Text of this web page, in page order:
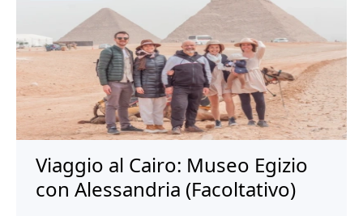
Viaggio al Cairo: Museo Egizio
con Alessandria (Facoltativo)